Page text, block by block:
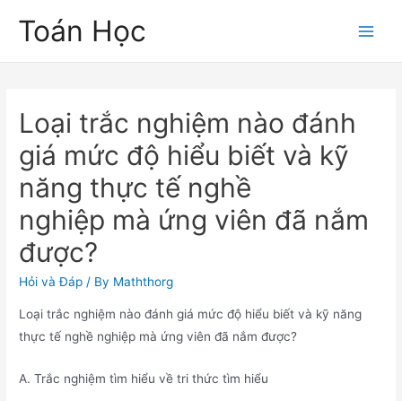
Toán Học
Loại trắc nghiệm nào đánh
giá mức độ hiểu biết và kỹ
năng thực tế nghề
nghiệp mà ứng viên đã nắm
được?
Hỏi và Đáp / By Maththorg
Loại trắc nghiệm nào đánh giá mức độ hiểu biết và kỹ năng
thực tế nghề nghiệp mà ứng viên đã nắm được?
A. Trắc nghiệm tìm hiểu về tri thức tìm hiểu